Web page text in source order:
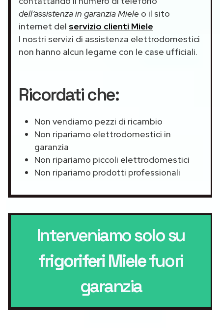
dell’assistenza in garanzia Miele o il sito
internet del servizio clienti Miele
I nostri servizi di assistenza elettrodomestici
non hanno alcun legame con le case ufficiali.
Ricordati che:
Non vendiamo pezzi di ricambio
Non ripariamo elettrodomestici in
garanzia
Non ripariamo piccoli elettrodomestici
Non ripariamo prodotti professionali
Interveniamo solo su
frigoriferi Mielefuori
garanzia